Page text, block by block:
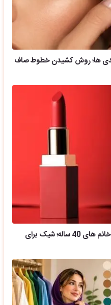
ها؛ روش کشیدن خطوط صاف
ایده آل ترین رنگ های رژ لب مناسب خانم های 40 ساله؛ شیک برای